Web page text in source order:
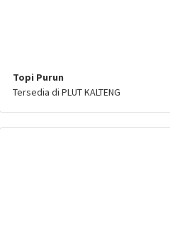
Topi Purun
Tersedia di PLUT KALTENG